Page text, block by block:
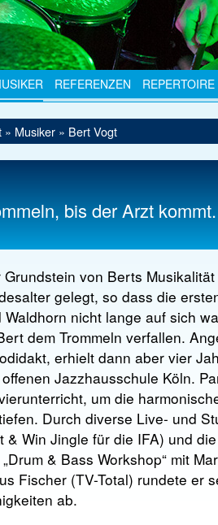
REFERENZEN
» Musiker » Bert Vogt
bis der Arzt kommt.
Grundstein von Berts
gelegt, so dass die
Waldhorn nicht lange auf sich
dem Trommeln verfallen.
erhielt dann aber vier
Jazzhausschule Köln.
um die
Durch diverse Live- und
& Win Jingle für die IFA) und
& Bass Workshop“ mit
Fischer (TV-Total) rundete er
ab.